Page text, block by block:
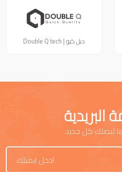
دبل كيو | Double Q tech
البريدية
ليصلك كل جديد